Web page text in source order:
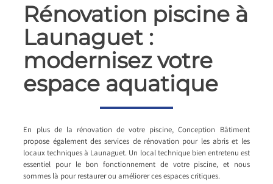
Rénovation piscine à
Launaguet :
modernisez votre
espace aquatique
En plus de la rénovation de votre piscine, Conception Bâtiment
propose également des services de rénovation pour les abris et les
locaux techniques à Launaguet. Un local technique bien entretenu est
essentiel pour le bon fonctionnement de votre piscine, et nous
sommes là pour restaurer ou améliorer ces espaces critiques.